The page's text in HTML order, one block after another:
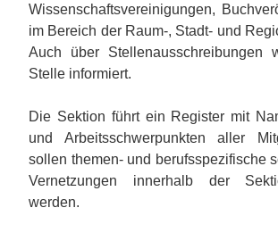
Wissenschaftsvereinigungen,
im Bereich der Raum-, Stadt- und
Auch über Stellenausschreibungen
Stelle informiert.
Die Sektion führt ein Register mit
und Arbeitsschwerpunkten aller
sollen themen- und berufsspezifische
Vernetzungen innerhalb der
werden.